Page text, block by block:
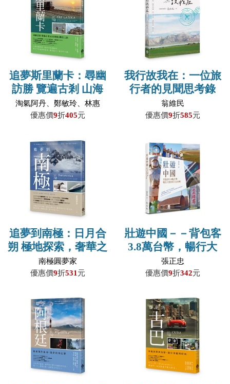
追夢斯里蘭卡：尋幽
訪勝 覽遍古剎 山海
戀曲 鐵道之旅
淘氣阿丹、鄭敏玲、林惠
如、塗人守、柯蓁蓁／合著
優惠價9折405元
我行故我在：一位旅
行者的見聞思考錄
翁維民
優惠價9折585元
追夢到南極：日月合
朔 極地探索，奢華之
最 圓夢之旅
南極圓夢家
優惠價9折531 元
壯遊中國－－背包客
3.8萬台幣，暢行大
陸38日全攻略
張正忠
優惠價9折342元